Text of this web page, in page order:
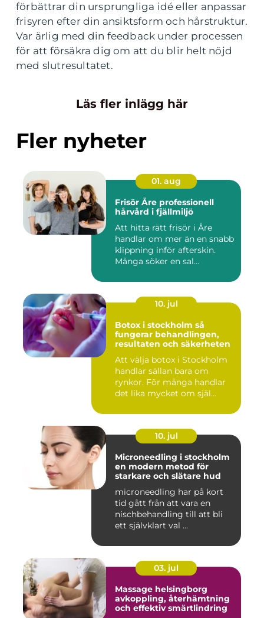
förbättrar din ursprungliga idé eller anpassar
frisyren efter din ansiktsform och hårstruktur.
Var ärlig med din feedback under processen
för att försäkra dig om att du blir helt nöjd
med slutresultatet.
Läs fler inlägg här
Fler nyheter
01. aug
Frisör Åre professionell
hårvård i fjällmiljö
Att hitta rätt frisör i Åre
handlar om mer än en snabb
klippning inför afterskin.
Många söker en sal...
10. jul
Botox i stockholm så
fungerar behandlingen,
resultaten och säkerheten
Att välja botox i Stockholm
handlar sällan bara om
rynkor. För många handlar
det lika mycket om själ...
10. jul
Microneedling i stockholm
en modern metod för
starkare och slätare hud
microneedling har på kort
tid gått från att vara en
nischbehandling till att bli
ett självklart val ...
03. jul
Massage helsingborg
avkoppling, återhämtning
och effektiv smärtlindring